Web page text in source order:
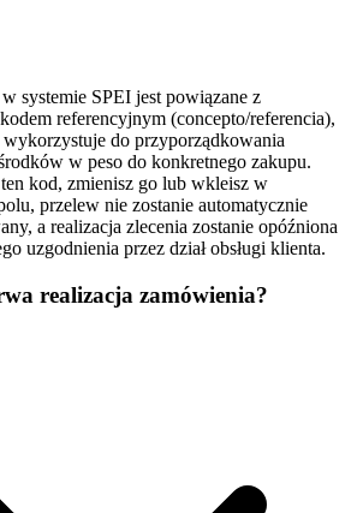
systemie SPEI jest powiązane z
referencyjnym (concepto/referencia),
do przyporządkowania
w peso do konkretnego zakupu.
kod, zmienisz go lub wkleisz w
przelew nie zostanie automatycznie
a realizacja zlecenia zostanie opóźniona
uzgodnienia przez dział obsługi klienta.
realizacja zamówienia?